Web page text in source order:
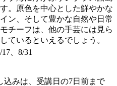
。原色を中心とした鮮やかな
ン、そして豊かな自然や日常
チーフは、他の手芸には見ら
ているといえるでしょう。
、8/31
込みは、受講日の7日前まで